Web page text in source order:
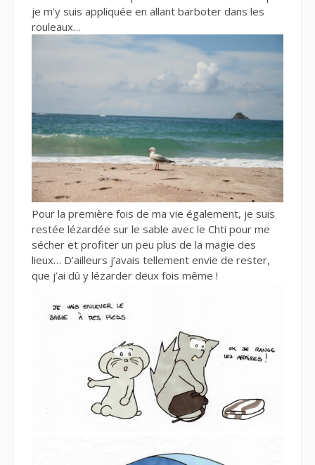
je m’y suis appliquée en allant barboter dans les
rouleaux…
Pour la première fois de ma vie également, je suis
restée lézardée sur le sable avec le Chti pour me
sécher et profiter un peu plus de la magie des
lieux… D’ailleurs j’avais tellement envie de rester,
que j’ai dû y lézarder deux fois même !